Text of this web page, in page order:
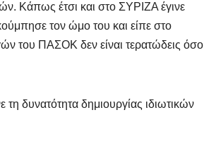
Κάπως έτσι και στο ΣΥΡΙΖΑ έγινε
τον ώμο του και είπε στο
του ΠΑΣΟΚ δεν είναι τερατώδεις όσο
δυνατότητα δημιουργίας ιδιωτικών